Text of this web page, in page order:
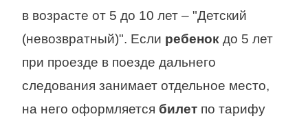
в возрасте от 5 до 10 лет – "Детский
(невозвратный)". Если ребенок до 5 лет
при проезде в поезде дальнего
следования занимает отдельное место,
на него оформляется билет по тарифу